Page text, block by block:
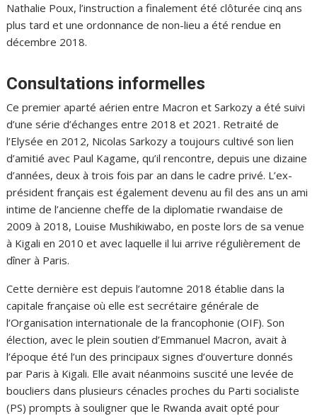
Nathalie Poux, l’instruction a finalement été clôturée cinq ans
plus tard et une ordonnance de non-lieu a été rendue en
décembre 2018.
Consultations informelles
Ce premier aparté aérien entre Macron et Sarkozy a été suivi
d’une série d’échanges entre 2018 et 2021. Retraité de
l’Elysée en 2012, Nicolas Sarkozy a toujours cultivé son lien
d’amitié avec Paul Kagame, qu’il rencontre, depuis une dizaine
d’années, deux à trois fois par an dans le cadre privé. L’ex-
président français est également devenu au fil des ans un ami
intime de l’ancienne cheffe de la diplomatie rwandaise de
2009 à 2018, Louise Mushikiwabo, en poste lors de sa venue
à Kigali en 2010 et avec laquelle il lui arrive régulièrement de
dîner à Paris.
Cette dernière est depuis l’automne 2018 établie dans la
capitale française où elle est secrétaire générale de
l’Organisation internationale de la francophonie (OIF). Son
élection, avec le plein soutien d’Emmanuel Macron, avait à
l’époque été l’un des principaux signes d’ouverture donnés
par Paris à Kigali. Elle avait néanmoins suscité une levée de
boucliers dans plusieurs cénacles proches du Parti socialiste
(PS) prompts à souligner que le Rwanda avait opté pour